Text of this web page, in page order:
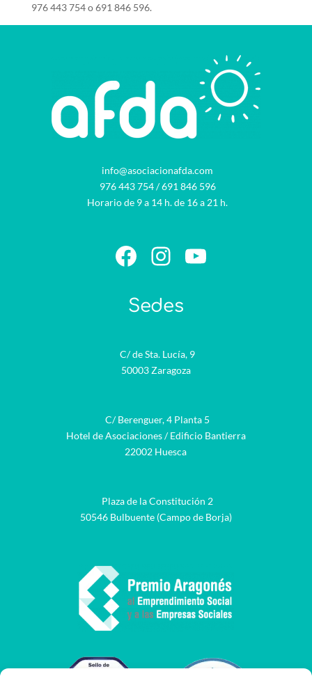
976 443 754 o 691 846 596.
info@asociacionafda.com
976 443 754/691 846 596
Horario de 9 a 14 h. de 16 a 21 h.
Facebook
Instagram
YouTube
Sedes
C/ de Sta. Lucía, 9
50003 Zaragoza
C/ Berenguer, 4 Planta 5
Hotel de Asociaciones / Edificio Bantierra
22002 Huesca
Plaza de la Constitución 2
50546 Bulbuente (Campo de Borja)